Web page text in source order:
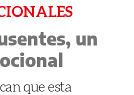
un
que esta